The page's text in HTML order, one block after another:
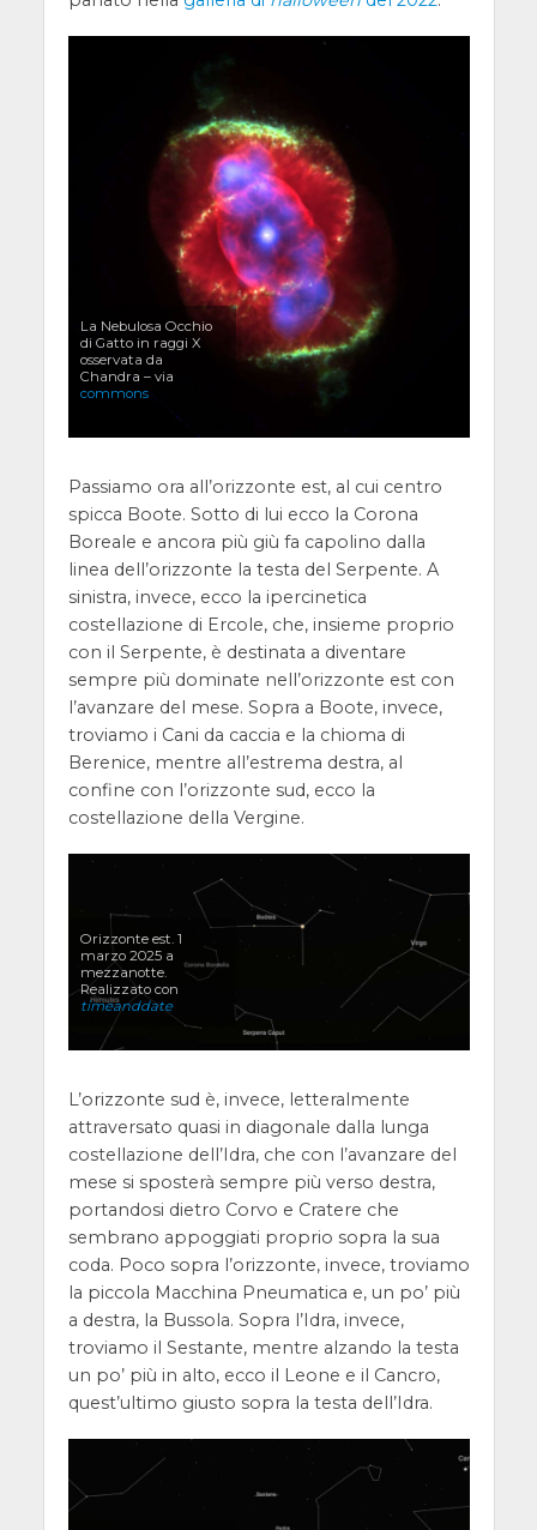
La Nebulosa Occhio
di Gatto in raggi X
osservata da
Chandra – via
commons
Passiamo ora all’orizzonte est, al cui centro
spicca Boote. Sotto di lui ecco la Corona
Boreale e ancora più giù fa capolino dalla
linea dell’orizzonte la testa del Serpente. A
sinistra, invece, ecco la ipercinetica
costellazione di Ercole, che, insieme proprio
con il Serpente, è destinata a diventare
sempre più dominate nell’orizzonte est con
l’avanzare del mese. Sopra a Boote, invece,
troviamo i Cani da caccia e la chioma di
Berenice, mentre all’estrema destra, al
confine con l’orizzonte sud, ecco la
costellazione della Vergine.
Orizzonte est. 1
marzo 2025 a
mezzanotte.
Realizzato con
timeanddate
L’orizzonte sud è, invece, letteralmente
attraversato quasi in diagonale dalla lunga
costellazione dell’Idra, che con l’avanzare del
mese si sposterà sempre più verso destra,
portandosi dietro Corvo e Cratere che
sembrano appoggiati proprio sopra la sua
coda. Poco sopra l’orizzonte, invece, troviamo
la piccola Macchina Pneumatica e, un po’ più
a destra, la Bussola. Sopra l’Idra, invece,
troviamo il Sestante, mentre alzando la testa
un po’ più in alto, ecco il Leone e il Cancro,
quest’ultimo giusto sopra la testa dell’Idra.